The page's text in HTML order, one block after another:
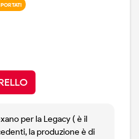
per la Legacy ( è il
la produzione è di